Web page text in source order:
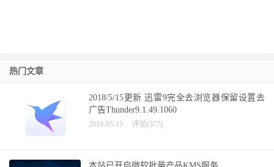
热门文章
2018/5/15更新 迅雷9完全去浏览器保留设置去
广告Thunder9.1.49.1060
2018-05-15 评论(377)